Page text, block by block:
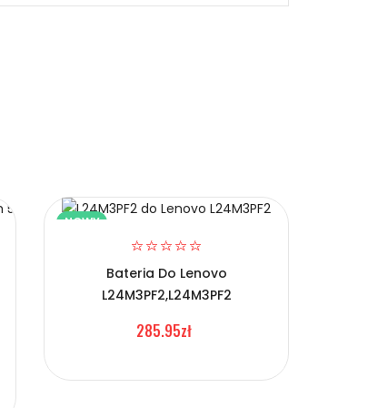
NOWY
Bateria Do Lenovo
L24M3PF2,L24M3PF2
285.95zł